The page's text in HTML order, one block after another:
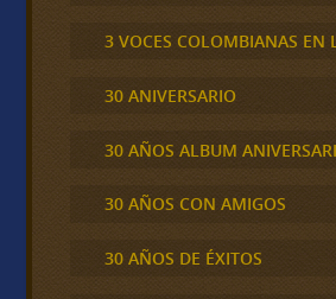
3 VOCES COLOMBIANAS EN
30 ANIVERSARIO
30 AÑOS ALBUM
30 AÑOS CON AMIGOS
30 AÑOS DE ÉXITOS